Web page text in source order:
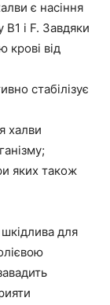
є насіння
В1 і F. Завдяки
крові від
стабілізує
халви
яких також
для